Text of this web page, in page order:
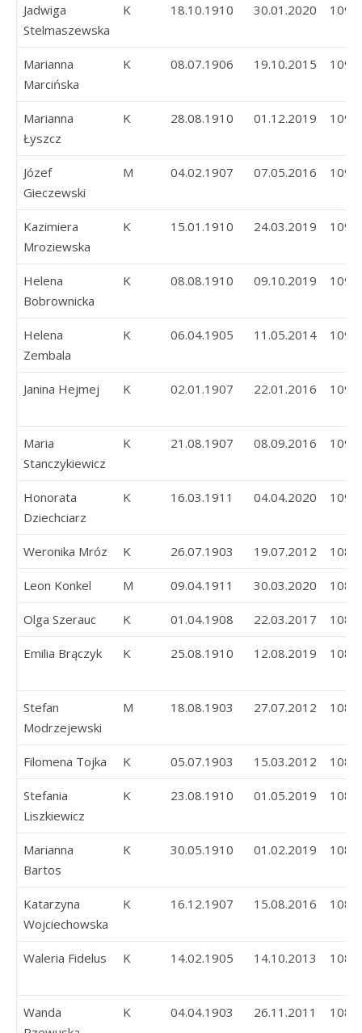
Jadwiga
Stelmaszewska
K 18.10.1910 30.01.2020 109
Marianna
Marcińska
K 08.07.1906 19.10.2015 109
Marianna
Łyszcz
K 28.08.1910 01.12.2019 109
Józef
Gieczewski
M 04.02.1907 07.05.2016 109
Kazimiera
Mroziewska
K 15.01.1910 24.03.2019 109
Helena
Bobrownicka
K 08.08.1910 09.10.2019 109
Helena
Zembala
K 06.04.1905 11.05.2014 109
Janina Hejmej K 02.01.1907 22.01.2016 109
Maria
Stanczykiewicz
K 21.08.1907 08.09.2016 109
Honorata
Dziechciarz
K 16.03.1911 04.04.2020 109
Weronika Mróz K 26.07.1903 19.07.2012 108
Leon Konkel M 09.04.1911 30.03.2020 108
Olga Szerauc K 01.04.1908 22.03.2017 108
Emilia Brączyk K 25.08.1910 12.08.2019 108
Stefan
Modrzejewski
M 18.08.1903 27.07.2012 108
Filomena Tojka K 05.07.1903 15.03.2012 108
Stefania
Liszkiewicz
K 23.08.1910 01.05.2019 108
Marianna
Bartos
K 30.05.1910 01.02.2019 108
Katarzyna
Wojciechowska
K 16.12.1907 15.08.2016 108
Waleria Fidelus K 14.02.1905 14.10.2013 108
Wanda
K 04.04.1903 26.11.2011 108